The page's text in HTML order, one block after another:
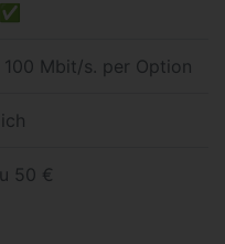
100 Mbit/s. per Option
50 €